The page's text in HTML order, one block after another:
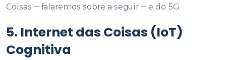
Coisas — falaremos sobre a seguir — e do 5G.
5. Internet das Coisas (IoT)
Cognitiva